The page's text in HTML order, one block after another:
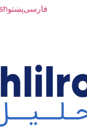
فارسیپښتو